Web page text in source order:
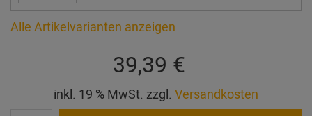
Alle Artikelvarianten anzeigen
39,39 €
inkl. 19 % MwSt. zzgl. Versandkosten